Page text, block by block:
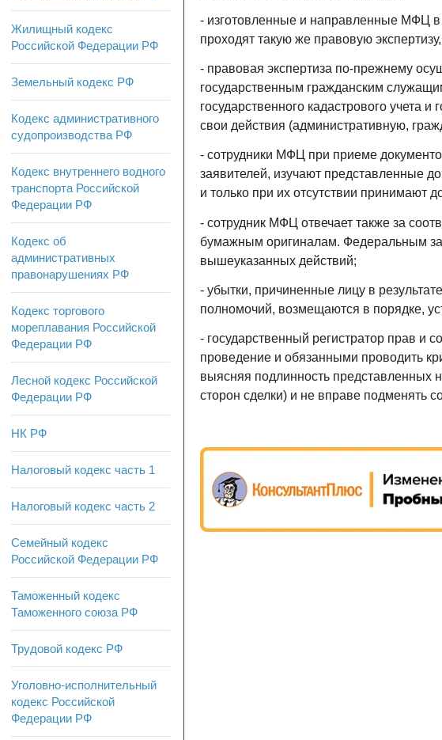
- изготовленные и направленные МФЦ в
проходят такую же правовую
- правовая экспертиза по-прежнему
государственным гражданским
государственного кадастрового учета
свои действия (административную,
- сотрудники МФЦ при приеме
заявителей, изучают представленные
и только при их отсутствии принимают
- сотрудник МФЦ отвечает также за
бумажным оригиналам. Федеральным
вышеуказанных действий;
- убытки, причиненные лицу в
полномочий, возмещаются в порядке,
- государственный регистратор прав
проведение и обязанными проводить
выясняя подлинность представленных
сторон сделки) и не вправе подменять
Жилищный кодекс
Российской Федерации РФ
Земельный кодекс РФ
Кодекс административного
судопроизводства РФ
Кодекс внутреннего водного
транспорта Российской
Федерации РФ
Кодекс об
административных
правонарушениях РФ
Кодекс торгового
мореплавания Российской
Федерации РФ
Лесной кодекс Российской
Федерации РФ
НК РФ
Налоговый кодекс часть 1
Налоговый кодекс часть 2
Семейный кодекс
Российской Федерации РФ
Таможенный кодекс
Таможенного союза РФ
Трудовой кодекс РФ
Уголовно-исполнительный
кодекс Российской
Федерации РФ